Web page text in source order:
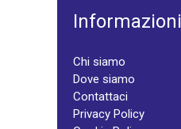
Informazioni
Chi siamo
Dove siamo
Contattaci
Privacy Policy